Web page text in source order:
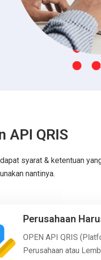
API QRIS
syarat & ketentuan
nantinya.
Perusahaan
OPEN API QRIS
Perusahaan atau